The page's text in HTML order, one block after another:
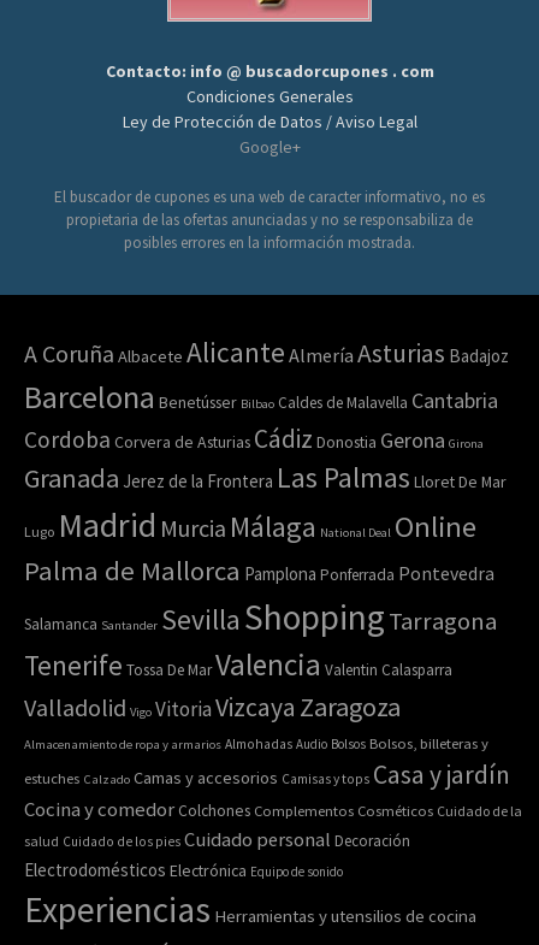
Contacto: info @ buscadorcupones . com
Condiciones Generales
Ley de Protección de Datos / Aviso Legal
Google+
El buscador de cupones es una web de caracter informativo, no es
propietaria de las ofertas anunciadas y no se responsabiliza de
posibles errores en la información mostrada.
A Coruña Albacete Alicante Almería Asturias Badajoz
Barcelona Benetússer Bilbao Caldes de Malavella Cantabria
Cordoba Corvera de Asturias Cádiz Donostia Gerona Girona
Granada Jerez de la Frontera Las Palmas Lloret De Mar
Lugo Madrid Murcia Málaga National Deal Online
Palma de Mallorca Pamplona Ponferrada Pontevedra
Salamanca Santander Sevilla ShoppingTarragona
Tenerife Tossa De MarValencia Valentin Calasparra
Valladolid Vigo VitoriaVizcaya Zaragoza
Almacenamiento de ropa y armarios Almohadas Audio Bolsos Bolsos, billeteras y
estuches Calzado Camas y accesorios Camisas y tops Casa y jardín
Cocina y comedor Colchones Complementos Cosméticos Cuidado de la
salud Cuidado de los pies Cuidado personal Decoración
Electrodomésticos Electrónica Equipo de sonido
Experiencias Herramientas y utensilios de cocina